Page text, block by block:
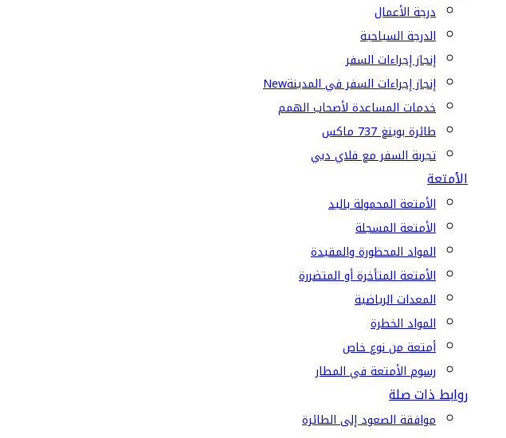
درجة الأعمال
الدرجة السياحية
إنجاز إجراءات السفر
إنجاز إجراءات السفر في المدينةNew
خدمات المساعدة لأصحاب الهمم
طائرة بوينغ 737 ماكس
تجربة السفر مع فلاي دبي
الأمتعة
الأمتعة المحمولة باليد
الأمتعة المسجلة
المواد المحظورة والمقيدة
الأمتعة المتأخرة أو المتضررة
المعدات الرياضية
المواد الخطرة
أمتعة من نوع خاص
رسوم الأمتعة في المطار
روابط ذات صلة
موافقة الصعود إلى الطائرة